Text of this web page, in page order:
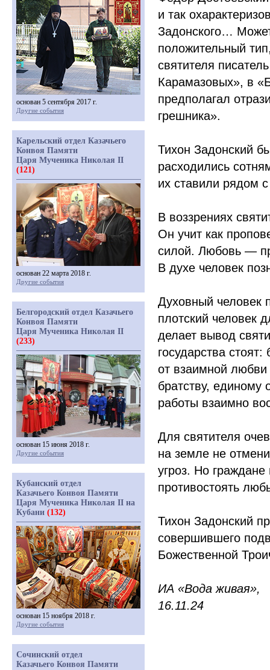
и так
Задонского…
положительный
святителя
Карамазовых», в
предполагал
грешника».
Тихон Задонский
расходились
их ставили рядом
В воззрениях
Он учит как
силой. Любовь —
В духе человек
Духовный человек
плотский человек
делает вывод
государства
от взаимной
братству, единому
работы взаимно
Для святителя
на земле не
угроз. Но
противостоять
Тихон Задонский
совершившего
Божественной
ИА «Вода живая»,
16.11.24
основан 5 сентября 2017 г.
Другие события
Карельский отдел Казачьего
Конвоя Памяти
Царя Мученика Николая II
(121)
основан 22 марта 2018 г.
Другие события
Белгородский отдел Казачьего
Конвоя Памяти
Царя Мученика Николая II
(233)
основан 15 июня 2018 г.
Другие события
Кубанский отдел
Казачьего Конвоя Памяти
Царя Мученика Николая II на
Кубани (132)
основан 15 ноября 2018 г.
Другие события
Сочинский отдел
Казачьего Конвоя Памяти